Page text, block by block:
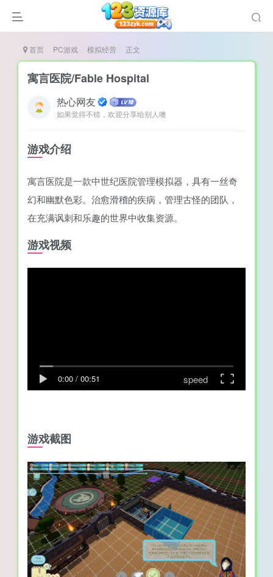
首页 PC游戏 模拟经营 正文
寓言医院/Fable Hospital
热心网友
如果觉得不错，欢迎分享给别人噢
游戏介绍
寓言医院是一款中世纪医院管理模拟器，具有一丝奇
幻和幽默色彩。治愈滑稽的疾病，管理古怪的团队，
在充满讽刺和乐趣的世界中收集资源。
游戏视频
0:00 / 00:51 speed
游戏截图